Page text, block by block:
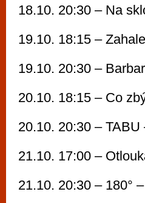
18.10. 20:30 – Na
19.10. 18:15 –
19.10. 20:30 –
20.10. 18:15 – Co
20.10. 20:30 –
21.10. 17:00 –
21.10. 20:30 – 180°